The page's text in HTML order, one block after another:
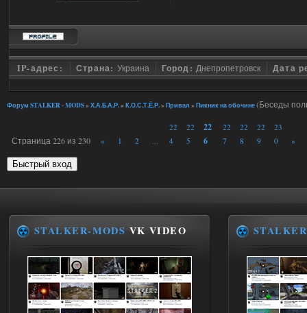
IP-адрес: Страна: Украина Город:Днепропетровск Дата
Форум STALKER - MODS» Х.А.Б.А.Р.» К.О.С.Т.Ё.Р.» Привал » Пикник на обочине(Беседы
Страница 226 из 230 « 1 2 …
22
4
22
5
22
6
22
7
22
8
22
9
23
0
»
STALKER-MODS VK VIDEO